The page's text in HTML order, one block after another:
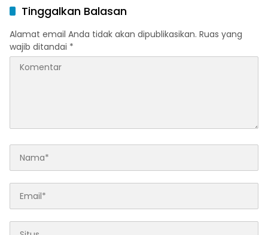
Ramadan dan Menjelang
Idulfitri
Tinggalkan Balasan
Alamat email Anda tidak akan dipublikasikan. Ruas yang
wajib ditandai *